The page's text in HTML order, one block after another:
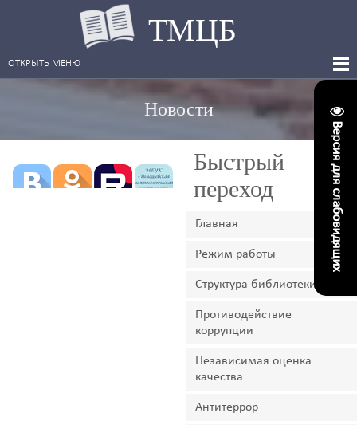
Версия для слабовидящих
ТМЦБ
ОТКРЫТЬ МЕНЮ
Новости
Быстрый
переход
Главная
Режим работы
Структура библиотеки
Противодействие
коррупции
Независимая оценка
качества
Антитеррор